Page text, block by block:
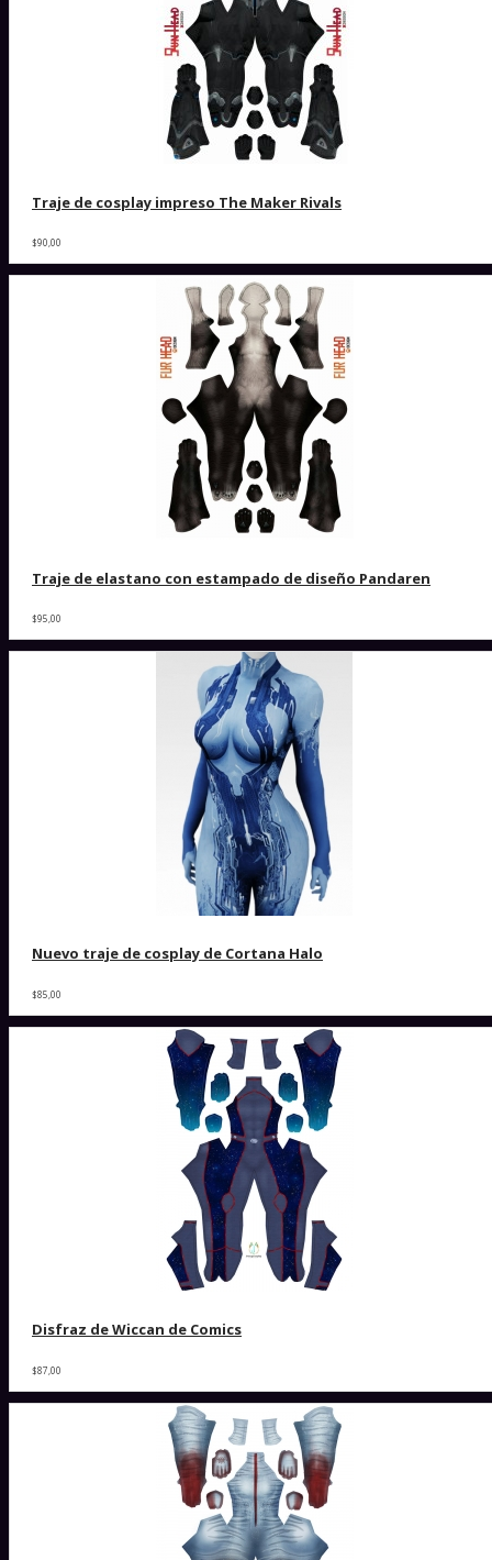
Traje de cosplay impreso The Maker Rivals
$90,00
Traje de elastano con estampado de diseño Pandaren
$95,00
Nuevo traje de cosplay de Cortana Halo
$85,00
Disfraz de Wiccan de Comics
$87,00